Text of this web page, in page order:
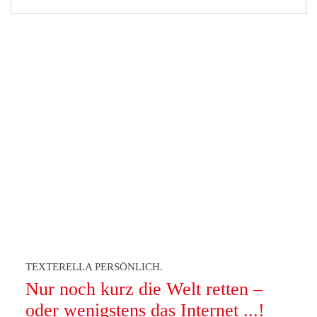
TEXTERELLA PERSÖNLICH.
Nur noch kurz die Welt retten –
oder wenigstens das Internet ...!